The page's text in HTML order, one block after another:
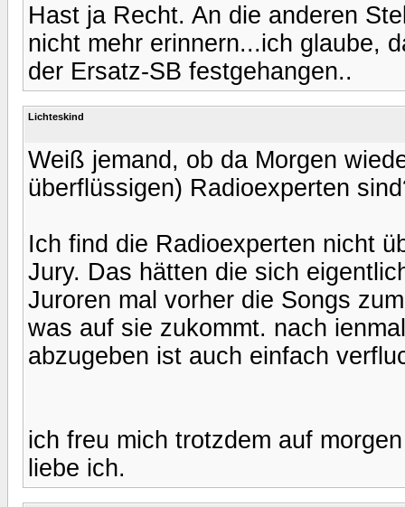
Hast ja Recht. An die anderen
nicht mehr erinnern...ich glaube,
der Ersatz-SB festgehangen..
Lichteskind
Weiß jemand, ob da Morgen
überflüssigen) Radioexperten
Ich find die Radioexperten nicht
Jury. Das hätten die sich
Juroren mal vorher die Songs
was auf sie zukommt. nach
abzugeben ist auch einfach
ich freu mich trotzdem auf
liebe ich.